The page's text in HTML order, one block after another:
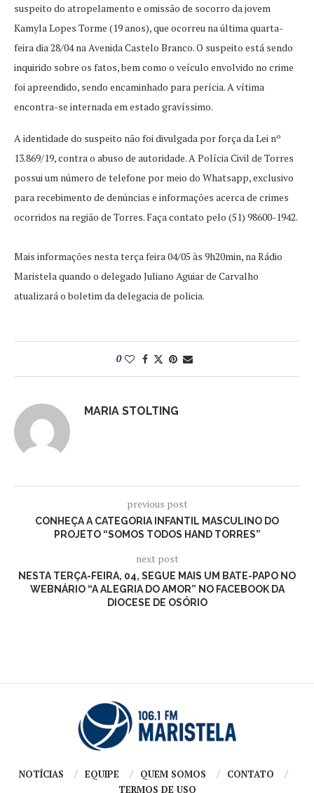
suspeito do atropelamento e omissão de socorro da jovem
Kamyla Lopes Torme (19 anos), que ocorreu na última quarta-
feira dia 28/04 na Avenida Castelo Branco. O suspeito está sendo
inquirido sobre os fatos, bem como o veículo envolvido no crime
foi apreendido, sendo encaminhado para perícia. A vítima
encontra-se internada em estado gravíssimo.
A identidade do suspeito não foi divulgada por força da Lei nº
13.869/19, contra o abuso de autoridade. A Polícia Civil de Torres
possui um número de telefone por meio do Whatsapp, exclusivo
para recebimento de denúncias e informações acerca de crimes
ocorridos na região de Torres. Faça contato pelo (51) 98600-1942.
Mais informações nesta terça feira 04/05 às 9h20min, na Rádio
Maristela quando o delegado Juliano Aguiar de Carvalho
atualizará o boletim da delegacia de policia.
0
MARIA STOLTING
previous post
CONHEÇA A CATEGORIA INFANTIL MASCULINO DO
PROJETO “SOMOS TODOS HAND TORRES”
next post
NESTA TERÇA-FEIRA, 04, SEGUE MAIS UM BATE-PAPO NO
WEBNÁRIO “A ALEGRIA DO AMOR” NO FACEBOOK DA
DIOCESE DE OSÓRIO
NOTÍCIAS EQUIPE QUEM SOMOS
CONTATO
TERMOS DE USO